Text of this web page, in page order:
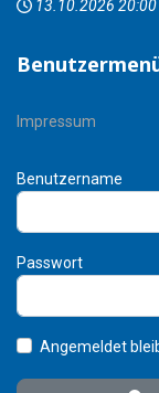
13.10.2026 20:00
Impressum
Benutzername
Passwort
Angemeldet